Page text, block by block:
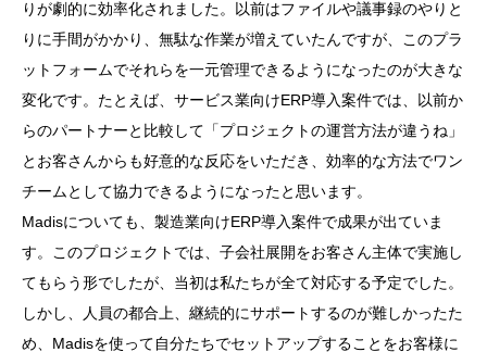
りが劇的に効率化されました。以前はファイルや議事録のやりと
りに手間がかかり、無駄な作業が増えていたんですが、このプラ
ットフォームでそれらを一元管理できるようになったのが大きな
変化です。たとえば、サービス業向けERP導入案件では、以前か
らのパートナーと比較して「プロジェクトの運営方法が違うね」
とお客さんからも好意的な反応をいただき、効率的な方法でワン
チームとして協力できるようになったと思います。
Madisについても、製造業向けERP導入案件で成果が出ていま
す。このプロジェクトでは、子会社展開をお客さん主体で実施し
てもらう形でしたが、当初は私たちが全て対応する予定でした。
しかし、人員の都合上、継続的にサポートするのが難しかったた
め、Madisを使って自分たちでセットアップすることをお客様に